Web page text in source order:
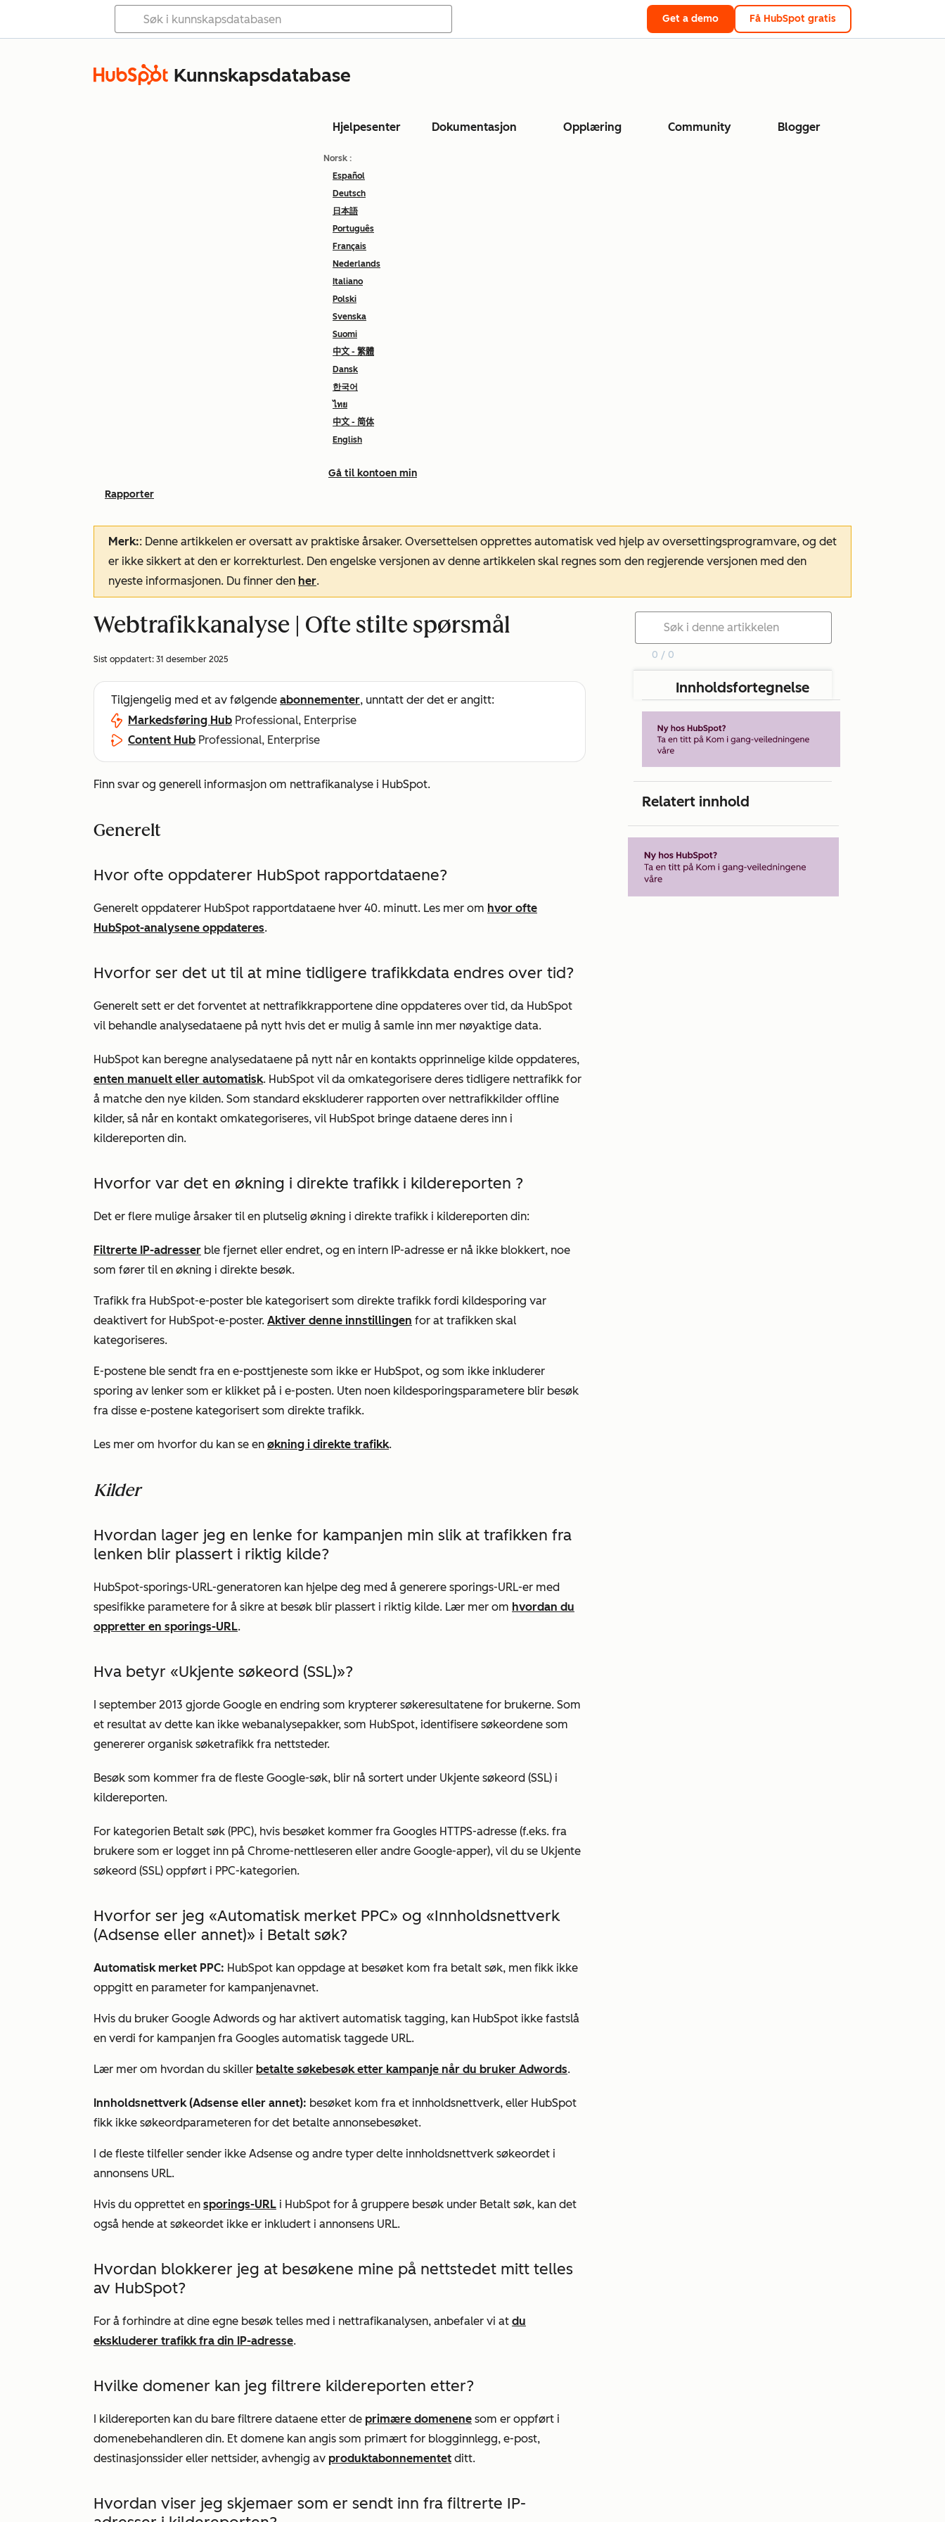
Get a demo Få HubSpot gratis
Kunnskapsdatabase
Hjelpesenter Dokumentasjon Opplæring Community Blogger
Norsk :
Español
Deutsch
日本語
Português
Français
Nederlands
Italiano
Polski
Svenska
Suomi
中文 - 繁體
Dansk
한국어
ไทย
中文 - 简体
English
Gå til kontoen min
Rapporter
Merk:: Denne artikkelen er oversatt av praktiske årsaker. Oversettelsen opprettes automatisk ved hjelp av oversettingsprogramvare, og det
er ikke sikkert at den er korrekturlest. Den engelske versjonen av denne artikkelen skal regnes som den regjerende versjonen med den
nyeste informasjonen. Du finner den her.
Webtrafikkanalyse | Ofte stilte spørsmål
Sist oppdatert: 31 desember 2025
Tilgjengelig med et av følgende abonnementer, unntatt der det er angitt:
Markedsføring Hub Professional, Enterprise
Content Hub Professional, Enterprise
Finn svar og generell informasjon om nettrafikanalyse i HubSpot.
Generelt
Hvor ofte oppdaterer HubSpot rapportdataene?
Generelt oppdaterer HubSpot rapportdataene hver 40. minutt. Les mer om hvor ofte
HubSpot-analysene oppdateres.
Hvorfor ser det ut til at mine tidligere trafikkdata endres over tid?
Generelt sett er det forventet at nettrafikkrapportene dine oppdateres over tid, da HubSpot
vil behandle analysedataene på nytt hvis det er mulig å samle inn mer nøyaktige data.
HubSpot kan beregne analysedataene på nytt når en kontakts opprinnelige kilde oppdateres,
enten manuelt eller automatisk. HubSpot vil da omkategorisere deres tidligere nettrafikk for
å matche den nye kilden. Som standard ekskluderer rapporten over nettrafikkilder offline
kilder, så når en kontakt omkategoriseres, vil HubSpot bringe dataene deres inn i
kildereporten din.
Hvorfor var det en økning i direkte trafikk i kildereporten ?
Det er flere mulige årsaker til en plutselig økning i direkte trafikk i kildereporten din:
Filtrerte IP-adresser ble fjernet eller endret, og en intern IP-adresse er nå ikke blokkert, noe
som fører til en økning i direkte besøk.
Trafikk fra HubSpot-e-poster ble kategorisert som direkte trafikk fordi kildesporing var
deaktivert for HubSpot-e-poster. Aktiver denne innstillingen for at trafikken skal
kategoriseres.
E-postene ble sendt fra en e-posttjeneste som ikke er HubSpot, og som ikke inkluderer
sporing av lenker som er klikket på i e-posten. Uten noen kildesporingsparametere blir besøk
fra disse e-postene kategorisert som direkte trafikk.
Les mer om hvorfor du kan se en økning i direkte trafikk.
Kilder
Hvordan lager jeg en lenke for kampanjen min slik at trafikken fra
lenken blir plassert i riktig kilde?
HubSpot-sporings-URL-generatoren kan hjelpe deg med å generere sporings-URL-er med
spesifikke parametere for å sikre at besøk blir plassert i riktig kilde. Lær mer om hvordan du
oppretter en sporings-URL.
Hva betyr «Ukjente søkeord (SSL)»?
I september 2013 gjorde Google en endring som krypterer søkeresultatene for brukerne. Som
et resultat av dette kan ikke webanalysepakker, som HubSpot, identifisere søkeordene som
genererer organisk søketrafikk fra nettsteder.
Besøk som kommer fra de fleste Google-søk, blir nå sortert under Ukjente søkeord (SSL) i
kildereporten.
For kategorien Betalt søk (PPC), hvis besøket kommer fra Googles HTTPS-adresse (f.eks. fra
brukere som er logget inn på Chrome-nettleseren eller andre Google-apper), vil du se Ukjente
søkeord (SSL) oppført i PPC-kategorien.
Hvorfor ser jeg «Automatisk merket PPC» og «Innholdsnettverk
(Adsense eller annet)» i Betalt søk?
Automatisk merket PPC: HubSpot kan oppdage at besøket kom fra betalt søk, men fikk ikke
oppgitt en parameter for kampanjenavnet.
Hvis du bruker Google Adwords og har aktivert automatisk tagging, kan HubSpot ikke fastslå
en verdi for kampanjen fra Googles automatisk taggede URL.
Lær mer om hvordan du skiller betalte søkebesøk etter kampanje når du bruker Adwords.
Innholdsnettverk (Adsense eller annet): besøket kom fra et innholdsnettverk, eller HubSpot
fikk ikke søkeordparameteren for det betalte annonsebesøket.
I de fleste tilfeller sender ikke Adsense og andre typer delte innholdsnettverk søkeordet i
annonsens URL.
Hvis du opprettet en sporings-URL i HubSpot for å gruppere besøk under Betalt søk, kan det
også hende at søkeordet ikke er inkludert i annonsens URL.
Hvordan blokkerer jeg at besøkene mine på nettstedet mitt telles
av HubSpot?
For å forhindre at dine egne besøk telles med i nettrafikanalysen, anbefaler vi at du
ekskluderer trafikk fra din IP-adresse.
Hvilke domener kan jeg filtrere kildereporten etter?
I kildereporten kan du bare filtrere dataene etter de primære domenene som er oppført i
domenebehandleren din. Et domene kan angis som primært for blogginnlegg, e-post,
destinasjonssider eller nettsider, avhengig av produktabonnementet ditt.
Hvordan viser jeg skjemaer som er sendt inn fra filtrerte IP-
0 / 0
Innholdsfortegnelse
Relatert innhold